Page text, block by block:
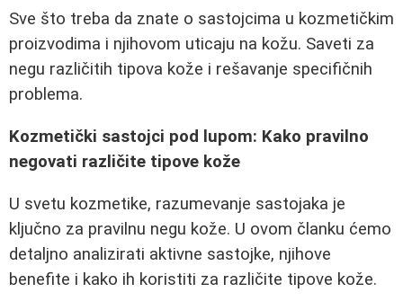
Sve što treba da znate o sastojcima u kozmetičkim
proizvodima i njihovom uticaju na kožu. Saveti za
negu različitih tipova kože i rešavanje specifičnih
problema.
Kozmetički sastojci pod lupom: Kako pravilno
negovati različite tipove kože
U svetu kozmetike, razumevanje sastojaka je
ključno za pravilnu negu kože. U ovom članku ćemo
detaljno analizirati aktivne sastojke, njihove
benefite i kako ih koristiti za različite tipove kože.